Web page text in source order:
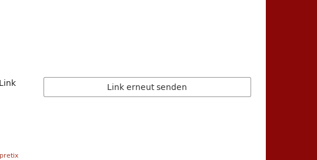
Link erneut senden